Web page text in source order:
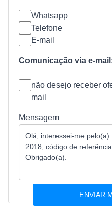
Whatsapp
Telefone
E-mail
Comunicação via e-
não desejo receber
mail
Mensagem